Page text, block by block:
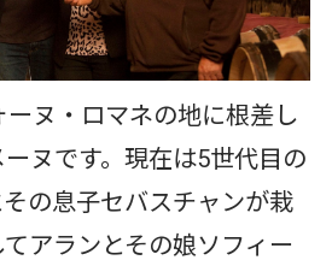
ヌ・ロマネの地に根差し
ヌです。現在は5世代目の
の息子セバスチャンが栽
アランとその娘ソフィー